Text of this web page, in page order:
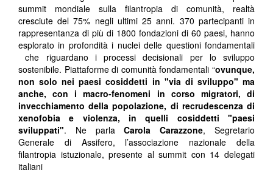
summit mondiale sulla filantropia di comunità, realtà
cresciute del 75% negli ultimi 25 anni. 370 partecipanti in
rappresentanza di più di 1800 fondazioni di 60 paesi, hanno
esplorato in profondità i nuclei delle questioni fondamentali
che riguardano i processi decisionali per lo sviluppo
sostenibile. Piattaforme di comunità fondamentali “ovunque,
non solo nei paesi cosiddetti in "via di sviluppo" ma
anche, con i macro-fenomeni in corso migratori, di
invecchiamento della popolazione, di recrudescenza di
xenofobia e violenza, in quelli cosiddetti "paesi
sviluppati". Ne parlaCarola Carazzone, Segretario
Generale di Assifero, l’associazione nazionale della
filantropia istuzionale, presente al summit con 14 delegati
italiani